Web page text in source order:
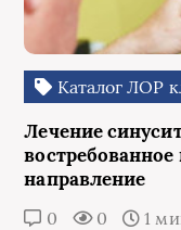
Каталог ЛОР
Лечение
направление
0 0 1